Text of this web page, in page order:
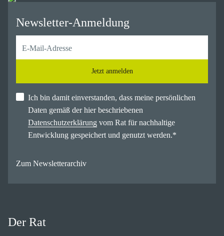
Newsletter-Anmeldung
Jetzt anmelden
Ich bin damit einverstanden, dass meine persönlichen
Daten gemäß der hier beschriebenen
Datenschutzerklärung vom Rat für nachhaltige
Entwicklung gespeichert und genutzt werden.*
Zum Newsletterarchiv
Der Rat